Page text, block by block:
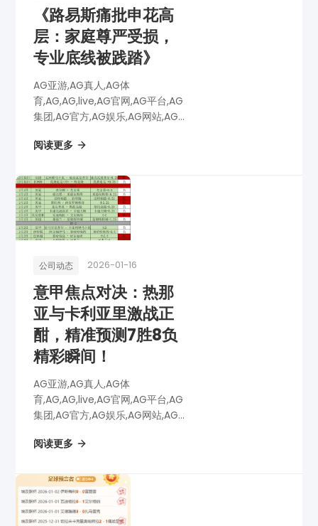
《路易斯痛批申花高
层：家庭尊严受损，
专业底线被践踏》
AG亚游,AG真人,AG体
育,AG,AG,live,AG官网,AG平台,AG
集团,AG官方,AG娱乐,AG网站,AG
博彩,AG电子,《路易斯痛批申花高
踏》
阅读更多
公司动态 2026-01-16
意甲焦点对决：热那
亚与卡利亚里激战正
酣，精准预测7胜8负
精彩瞬间！
AG亚游,AG真人,AG体
育,AG,AG,live,AG官网,AG平台,AG
集团,AG官方,AG娱乐,AG网站,AG
博彩,AG电子,意甲焦点对决：热那
7胜8负精彩瞬间！
阅读更多